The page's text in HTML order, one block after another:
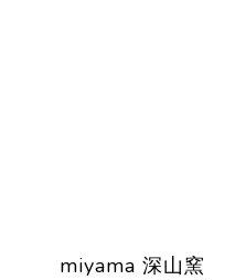
miyama 深山窯